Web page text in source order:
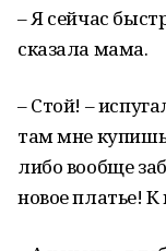
– Я сейчас
сказала мама.
– Стой! –
там мне
либо вообще
новое платье! К